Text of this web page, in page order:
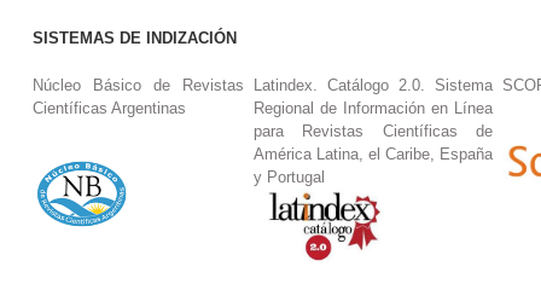
SISTEMAS DE INDIZACIÓN
Núcleo Básico de Revistas
Científicas Argentinas
Latindex. Catálogo 2.0. Sistema
Regional de Información en Línea
para Revistas Científicas de
América Latina, el Caribe, España
y Portugal